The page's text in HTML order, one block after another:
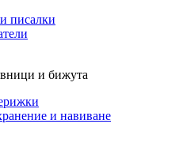
писалки
и бижута
и навиване